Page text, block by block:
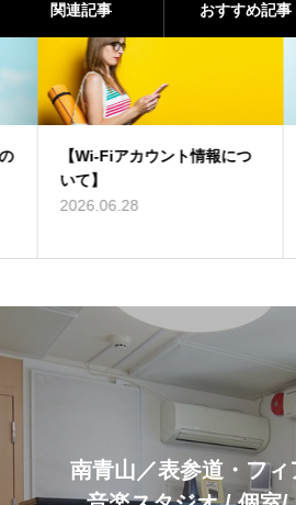
関連記事 おすすめ記事
【Wi-Fiアカウント情報につ
いて】
2026.06.28
法
体
年
南青山／表参道・フィ